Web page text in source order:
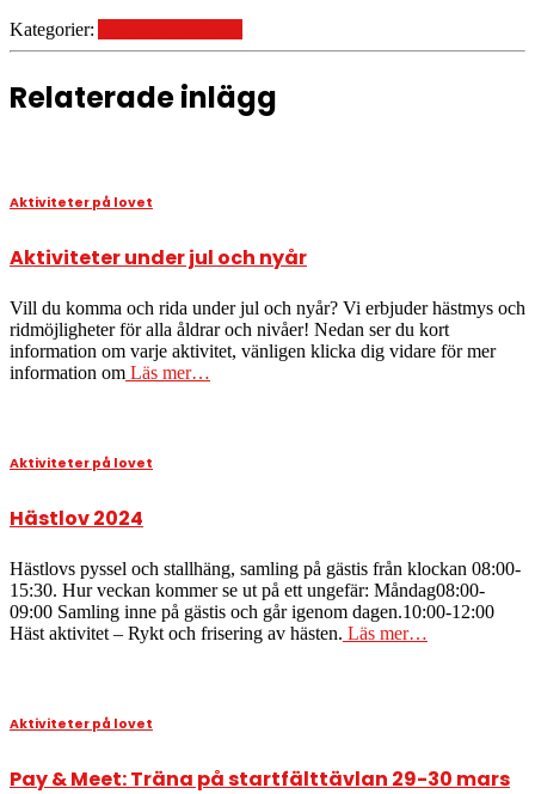
Kategorier:
Relaterade inlägg
Aktiviteter på lovet
Aktiviteter under jul och nyår
Vill du komma och rida under jul och nyår? Vi erbjuder hästmys och
ridmöjligheter för alla åldrar och nivåer! Nedan ser du kort
information om varje aktivitet, vänligen klicka dig vidare för mer
information om Läs mer…
Aktiviteter på lovet
Hästlov 2024
Hästlovs pyssel och stallhäng, samling på gästis från klockan 08:00-
15:30. Hur veckan kommer se ut på ett ungefär: Måndag08:00-
09:00 Samling inne på gästis och går igenom dagen.10:00-12:00
Häst aktivitet – Rykt och frisering av hästen. Läs mer…
Aktiviteter på lovet
Pay & Meet: Träna på startfälttävlan 29-30 mars